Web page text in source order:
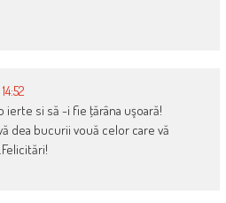
ierte si să -i fie ţărâna uşoară!
dea bucurii vouă celor care vă